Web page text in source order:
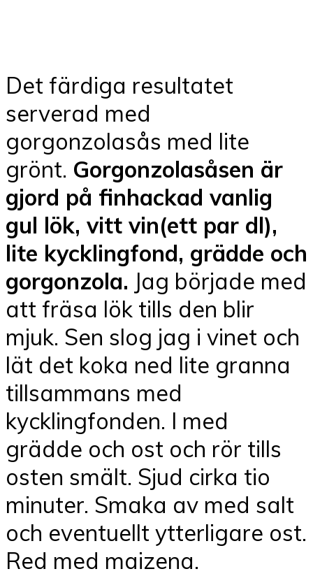
Det färdiga resultatet
serverad med
gorgonzolasås med lite
grönt. Gorgonzolasåsen är
gjord på finhackad vanlig
gul lök, vitt vin(ett par dl),
lite kycklingfond, grädde och
gorgonzola. Jag började med
att fräsa lök tills den blir
mjuk. Sen slog jag i vinet och
lät det koka ned lite granna
tillsammans med
kycklingfonden. I med
grädde och ost och rör tills
osten smält. Sjud cirka tio
minuter. Smaka av med salt
och eventuellt ytterligare ost.
Red med maizena.